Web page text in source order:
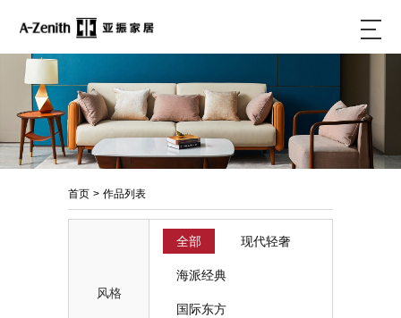
首页 > 作品列表
风格
全部 现代轻奢
海派经典
国际东方